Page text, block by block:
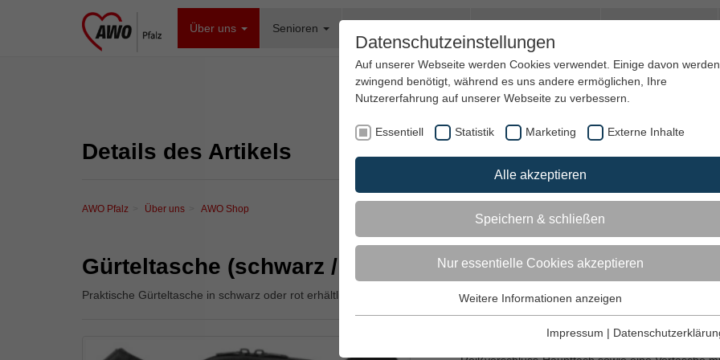
Über uns Senioren
Details des Artikels
AWO Pfalz Über uns AWO Shop
Gürteltasche (schwarz / rot)
Praktische Gürteltasche in schwarz oder rot erhältlich
Datenschutzeinstellungen
Auf unserer Webseite werden Cookies verwendet. Einige davon werden
zwingend benötigt, während es uns andere ermöglichen, Ihre
Nutzererfahrung auf unserer Webseite zu verbessern.
Essentiell Statistik Marketing Externe Inhalte
Alle akzeptieren
Speichern & schließen
Nur essentielle Cookies akzeptieren
Diese Tags und Cookies werden für die Grundfunktionen der
Weitere Informationen anzeigen
Impressum |